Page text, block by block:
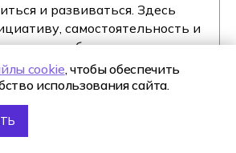
и развиваться. Здесь
самостоятельность и
глубже, а не просто
ради оценки. Это
взрослое отношение к
готовит к реальной
среде.
cookie, чтобы обеспечить
использования сайта.